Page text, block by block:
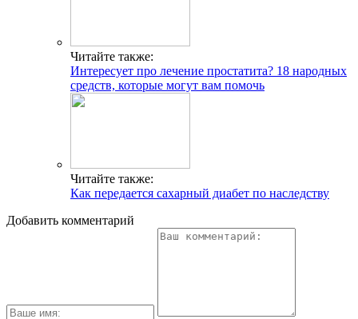
Читайте также:
Интересует про лечение простатита? 18 народных
средств, которые могут вам помочь
Читайте также:
Как передается сахарный диабет по наследству
Добавить комментарий